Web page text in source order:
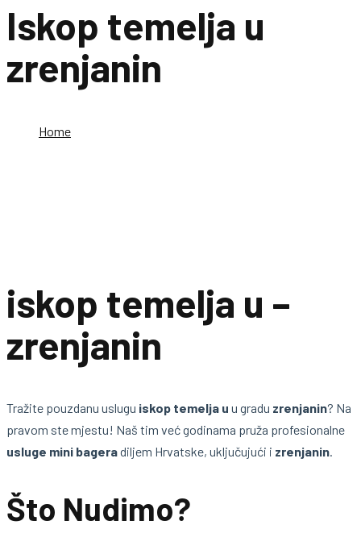
Iskop temelja u
zrenjanin
Home
iskop temelja u –
zrenjanin
Tražite pouzdanu uslugu iskop temelja u u gradu zrenjanin? Na
pravom ste mjestu! Naš tim već godinama pruža profesionalne
usluge mini bageradiljem Hrvatske, uključujući i zrenjanin.
Što Nudimo?